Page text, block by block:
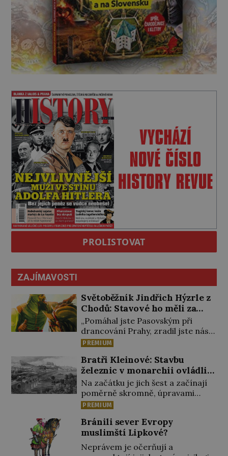
PROLISTOVAT
ZAJÍMAVOSTI
Světoběžník Jindřich Hýzrle z
Chodů: Stavové ho měli za
zrádce
„Pomáhal jste Pasovským při
drancování Prahy, zradil jste nás!“
nařknou čeští stavové hlavního
Jindřich se však zastrašit nenechá.
Zachová chladnou hlavu a trestu
unikne. Nicméně cejchu zrádce se
už nezbaví… Tři roky stačily! Škola
pro něj není. Jindřich Michal
Hýzrle z Chodů (1575–1665) se v ní
nudí. 10letý chlapec chce
procestovat […]
PREMIUM
Bratři Kleinové: Stavbu
železnic v monarchii ovládli
samouci
Na začátku je jich šest a začínají
poměrně skromně, úpravami
zahrad, rybníků a parků. Postupně
Během 40 let vybudují na území
monarchie třetinu všech tratí,
tedy asi 3500 kilometrů! Ohromně
PREMIUM
Bránili sever Evropy
muslimští Lipkové?
Neprávem je očerňují a